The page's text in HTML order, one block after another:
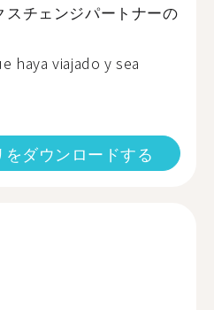
チェンジパートナーの
haya viajado y sea
をダウンロードする